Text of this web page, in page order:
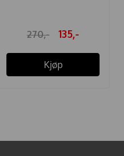
270,- 135,-
Kjøp